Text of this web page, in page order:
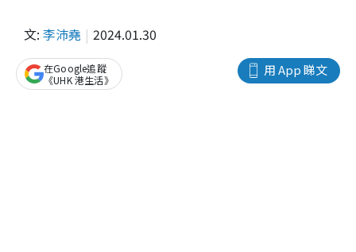
文: 李沛堯 2024.01.30
用 App 睇文
在Google追蹤
《UHK 港生活》